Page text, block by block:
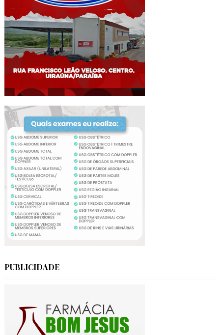
PUBLICIDADE